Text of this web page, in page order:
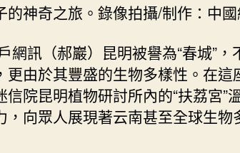
國”
的
奇
花
異
木
_
中
的神奇之旅。錄像拍攝/制作：中
網訊（郝巖）昆明被譽為“春城”，
更由於其豐盛的生物多樣性。在這
院昆明植物研討所內的“扶荔宮”
，向眾人展現著云南甚至全球生物